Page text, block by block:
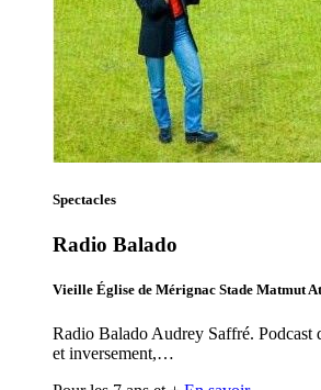
Spectacles
Radio Balado
Vieille Église de Mérignac Stade Matmut
Radio Balado Audrey Saffré. Podcast
et inversement,…